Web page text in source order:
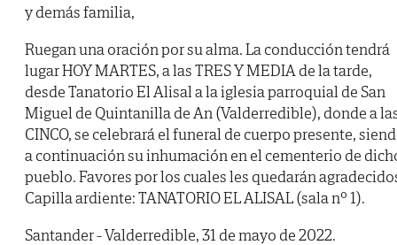
y demás familia,
Ruegan una oración por su alma. La conducción tendrá
lugar HOY MARTES, a las TRES Y MEDIA de la tarde,
desde Tanatorio El Alisal a la iglesia parroquial de San
Miguel de Quintanilla de An (Valderredible), donde a
CINCO, se celebrará el funeral de cuerpo presente,
a continuación su inhumación en el cementerio de
pueblo. Favores por los cuales les quedarán
Capilla ardiente: TANATORIO EL ALISAL (sala nº 1).
Santander - Valderredible, 31 de mayo de 2022.